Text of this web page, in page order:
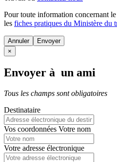
Pour toute information concernant le
les fiches pratiques du Ministère du
Annuler
×
Envoyer à un ami
Tous les champs sont obligatoires
Destinataire
Vos coordonnées Votre nom
Votre adresse électronique